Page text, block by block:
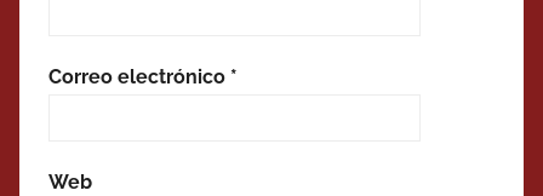
Correo electrónico *
Web